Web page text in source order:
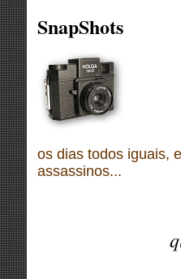
SnapShots
os dias todos iguais,
assassinos...